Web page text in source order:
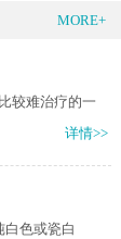
MORE+
较难治疗的一
详情>>
色或瓷白